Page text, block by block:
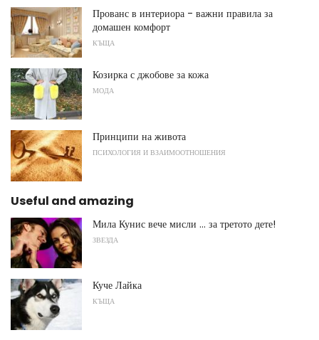
Прованс в интериора - важни правила за
домашен комфорт
КЪЩА
Козирка с джобове за кожа
МОДА
Принципи на живота
ПСИХОЛОГИЯ И ВЗАИМООТНОШЕНИЯ
Useful and amazing
Мила Кунис вече мисли ... за третото дете!
ЗВЕЗДА
Куче Лайка
КЪЩА